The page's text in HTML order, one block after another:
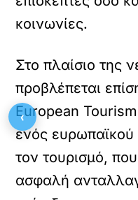
κοινωνίες.
Στο πλαίσιο της
προβλέπεται
European
ενός
τον τουρισμό,
ασφαλή
‹